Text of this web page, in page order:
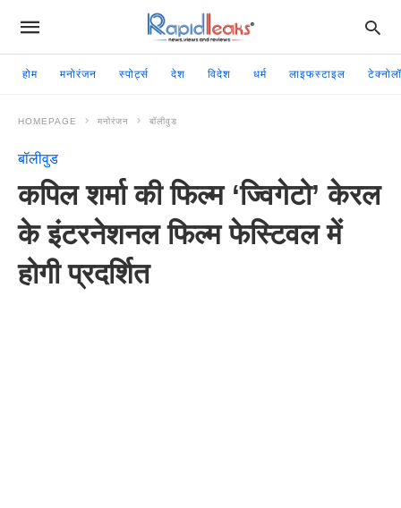
होम मनोरंजन स्पोर्ट्स देश विदेश धर्म लाइफस्टाइल
HOMEPAGE मनोरंजन बॉलीवुड
बॉलीवुड
कपिल शर्मा की फिल्म ‘ज्विगेटो’ केरल
के इंटरनेशनल फिल्म फेस्टिवल में
होगी प्रदर्शित